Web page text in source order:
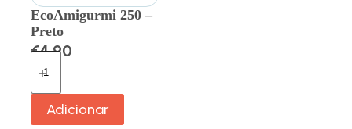
EcoAmigurmi 250 –
Preto
€4.90
Adicionar